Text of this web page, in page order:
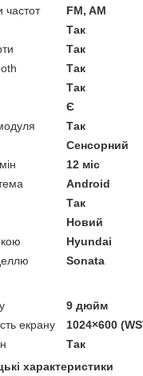
частот
FM, AM
Так
Так
Так
Так
Є
Так
Сенсорний
12 міс
Android
Так
Новий
Hyundai
Sonata
9 дюйм
екрану
1024×600
Так
характеристики